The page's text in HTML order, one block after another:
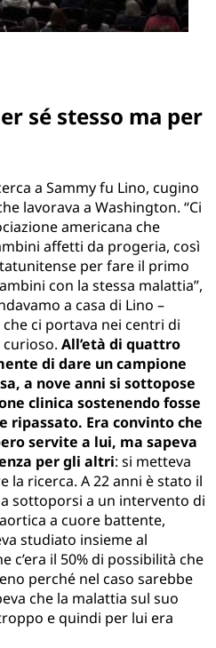
sé stesso ma per
a Sammy fu Lino, cugino
lavorava a Washington. “Ci
americana che
affetti da progeria, così
per fare il primo
con la stessa malattia”,
a casa di Lino –
ci portava nei centri di
curioso.All’età di quattro
di dare un campione
a nove anni si sottopose
clinica sostenendo fosse
ripassato. Era convinto che
servite a lui, ma sapeva
per gli altri: si metteva
la ricerca. A 22 anni è stato il
sottoporsi a un intervento di
a cuore battente,
studiato insieme al
c’era il 50% di possibilità che
perché nel caso sarebbe
che la malattia sul suo
e quindi per lui era